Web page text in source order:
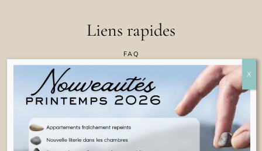
Liens rapides
FAQ
POLITIQUE EN MATIÈRE DE COOKIES
CONDITIONS GÉNÉRALES D'UTILISATION
INFORMATIONS JURIDIQUES